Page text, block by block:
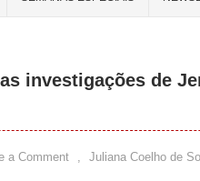
investigações de
a Comment , Juliana Coelho de